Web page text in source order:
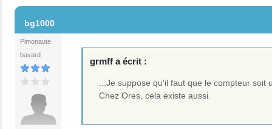
bg1000
Pimonaute
bavard
grmff a écrit :
...Je suppose qu'il faut que le compteur
Chez Ores, cela existe aussi.